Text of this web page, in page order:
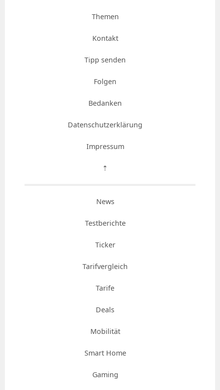
Themen
Kontakt
Tipp senden
Folgen
Bedanken
Datenschutzerklärung
Impressum
⇡
News
Testberichte
Ticker
Tarifvergleich
Tarife
Deals
Mobilität
Smart Home
Gaming